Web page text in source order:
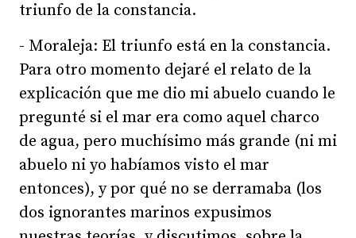
triunfo de la constancia.
- Moraleja: El triunfo está en la constancia.
Para otro momento dejaré el relato de la
explicación que me dio mi abuelo cuando le
pregunté si el mar era como aquel charco
de agua, pero muchísimo más grande (ni mi
abuelo ni yo habíamos visto el mar
entonces), y por qué no se derramaba (los
dos ignorantes marinos expusimos